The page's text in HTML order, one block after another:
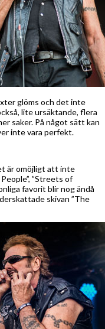
glöms och det inte
lite ursäktande, flera
saker. På något sätt kan
inte vara perfekt.
är omöjligt att inte
”Streets of
favorit blir nog ändå
skivan ”The